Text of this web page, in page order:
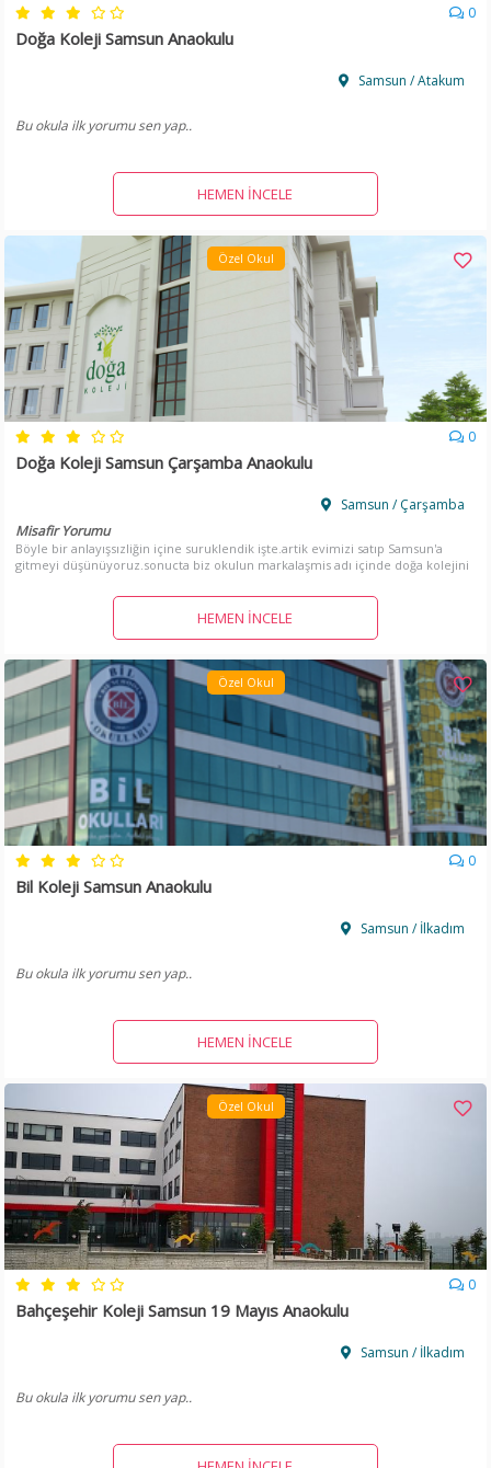
0
Doğa Koleji Samsun Anaokulu
Samsun / Atakum
Bu okula ilk yorumu sen yap..
HEMEN İNCELE
Özel Okul
0
Doğa Koleji Samsun Çarşamba Anaokulu
Samsun / Çarşamba
Misafir Yorumu
Böyle bir anlayışsızliğin içine suruklendik işte.artik evimizi satıp Samsun'a
gitmeyi düşünüyoruz.sonucta biz okulun markalaşmis adı içinde doğa kolejini
önümüze çıkan adı kolej olan bir okula kayıt yaptırırdik.egitim kurumları çıkar
konusu yapılmamalı.vu işi severek aşkla yapanlara okul işletmesi
HEMEN İNCELE
Özel Okul
0
Bil Koleji Samsun Anaokulu
Samsun / İlkadım
Bu okula ilk yorumu sen yap..
HEMEN İNCELE
Özel Okul
0
Bahçeşehir Koleji Samsun 19 Mayıs Anaokulu
Samsun / İlkadım
Bu okula ilk yorumu sen yap..